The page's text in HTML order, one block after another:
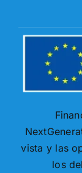
vista y las
los